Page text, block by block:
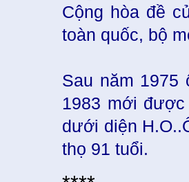
Cộng hòa đề
toàn quốc, bộ
Sau năm 1975
1983 mới
dưới diện
thọ 91 tuổi.